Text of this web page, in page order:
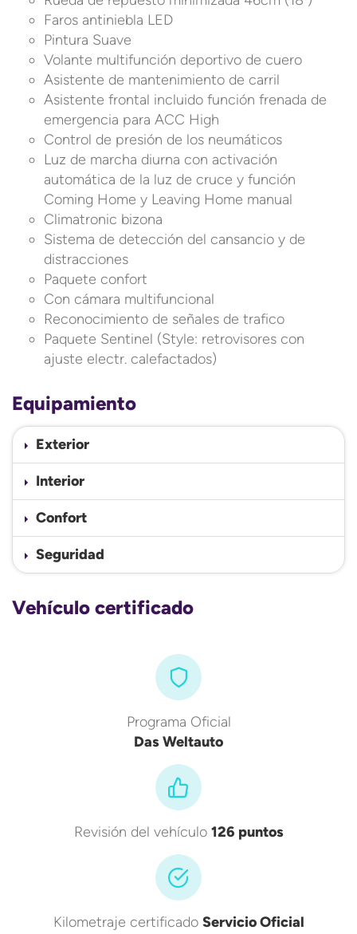
Faros antiniebla LED
Pintura Suave
Volante multifunción deportivo de cuero
Asistente de mantenimiento de carril
Asistente frontal incluido función frenada de
emergencia para ACC High
Control de presión de los neumáticos
Luz de marcha diurna con activación
automática de la luz de cruce y función
Coming Home y Leaving Home manual
Climatronic bizona
Sistema de detección del cansancio y de
distracciones
Paquete confort
Con cámara multifuncional
Reconocimiento de señales de trafico
Paquete Sentinel (Style: retrovisores con
ajuste electr. calefactados)
Equipamiento
Exterior
Interior
Confort
Seguridad
Vehículo certificado
Programa Oficial
Das Weltauto
Revisión del vehículo 126 puntos
Kilometraje certificado Servicio Oficial